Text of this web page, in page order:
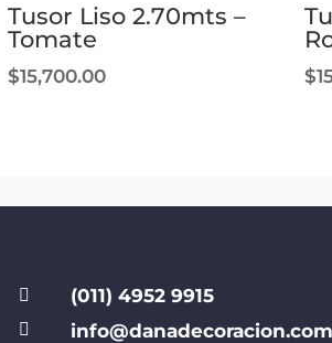
Tusor Liso 2.70mts –
Tomate
$15,700.00 $
 (011) 4952 9915
